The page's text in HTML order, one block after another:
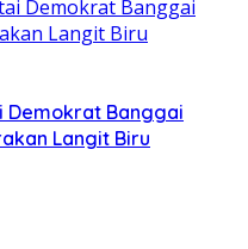
Demokrat Banggai
Langit Biru